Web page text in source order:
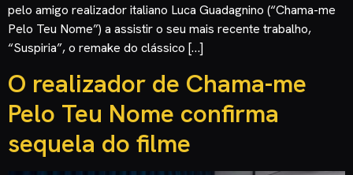
pelo amigo realizador italiano Luca Guadagnino (“Chama-me
Pelo Teu Nome”) a assistir o seu mais recente trabalho,
“Suspiria”, o remake do clássico […]
O realizador de Chama-me
Pelo Teu Nome confirma
sequela do filme